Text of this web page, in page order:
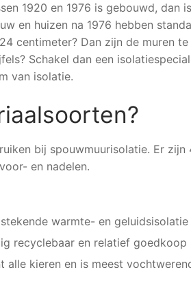
1920 en 1976 is gebouwd, dan
en huizen na 1976 hebben
centimeter? Dan zijn de muren te
Schakel dan een
van isolatie.
bij spouwmuurisolatie. Er zijn
en nadelen.
warmte- en geluidsisolatie
recyclebaar en relatief goedkoop
alle kieren en is meest